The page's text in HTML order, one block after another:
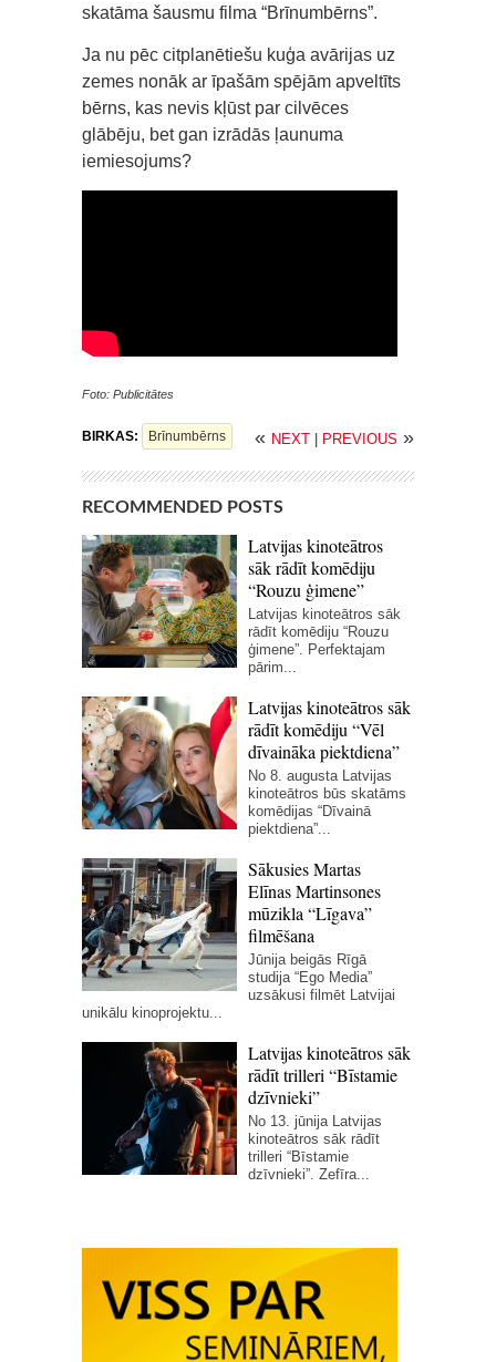
skatāma šausmu filma “Brīnumbērns”.
Ja nu pēc citplanētiešu kuģa avārijas uz
zemes nonāk ar īpašām spējām apveltīts
bērns, kas nevis kļūst par cilvēces
glābēju, bet gan izrādās ļaunuma
iemiesojums?
Foto: Publicitātes
BIRKAS: Brīnumbērns « NEXT PREVIOUS »
RECOMMENDED POSTS
Latvijas kinoteātros
sāk rādīt komēdiju
“Rouzu ģimene”
Latvijas kinoteātros sāk
rādīt komēdiju “Rouzu
ģimene”. Perfektajam
pārim...
Latvijas kinoteātros sāk
rādīt komēdiju “Vēl
dīvaināka piektdiena”
No 8. augusta Latvijas
kinoteātros būs skatāms
komēdijas “Dīvainā
piektdiena”...
Sākusies Martas
Elīnas Martinsones
mūzikla “Līgava”
filmēšana
Jūnija beigās Rīgā
studija “Ego Media”
uzsākusi filmēt Latvijai
unikālu kinoprojektu...
Latvijas kinoteātros sāk
rādīt trilleri “Bīstamie
dzīvnieki”
No 13. jūnija Latvijas
kinoteātros sāk rādīt
trilleri “Bīstamie
dzīvnieki”. Zefīra...